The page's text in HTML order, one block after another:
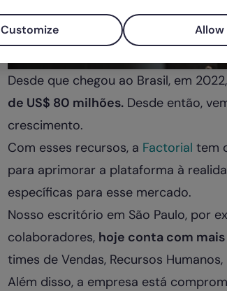
Desde que chegou ao Brasil, em 2022,
de US$ 80 milhões.Desde então,
crescimento.
Com esses recursos, a Factorial tem
para aprimorar a plataforma à
específicas para esse mercado.
Nosso escritório em São Paulo, por
colaboradores, hoje conta com
times de Vendas, Recursos
Além disso, a empresa está
Customize Allow